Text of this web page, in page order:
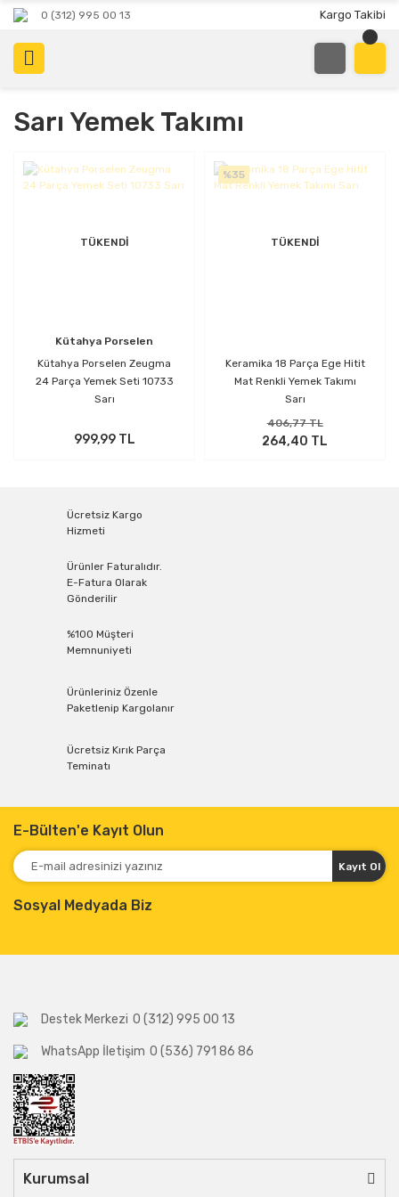
0 (312) 995 00 13 Kargo Takibi
Sarı Yemek Takımı
TÜKENDİ
Kütahya Porselen
Kütahya Porselen Zeugma
24 Parça Yemek Seti 10733
Sarı
999,99 TL
%35
TÜKENDİ
Keramika 18 Parça Ege Hitit
Mat Renkli Yemek Takımı
Sarı
406,77 TL
264,40 TL
Ücretsiz Kargo
Hizmeti
Ürünler Faturalıdır.
E-Fatura Olarak
Gönderilir
%100 Müşteri
Memnuniyeti
Ürünleriniz Özenle
Paketlenip Kargolanır
Ücretsiz Kırık Parça
Teminatı
E-Bülten'e Kayıt Olun
Kayıt Ol
Sosyal Medyada Biz
Destek Merkezi 0 (312) 995 00 13
WhatsApp İletişim 0 (536) 791 86 86
Kurumsal